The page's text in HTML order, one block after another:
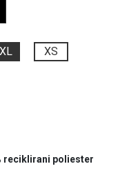
XS
reciklirani poliester